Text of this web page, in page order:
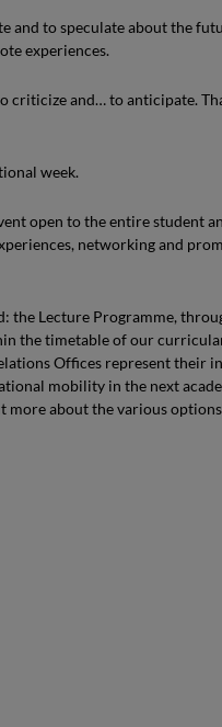
and to speculate about the
experiences.
and… to anticipate.
week.
open to the entire student
networking and
the Lecture Programme,
the timetable of our
Offices represent their
mobility in the next
about the various